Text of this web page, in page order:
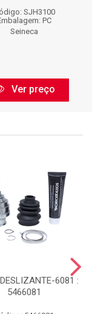
SJH3100
PC
Seineca
Ver preço
6081 :
5466081